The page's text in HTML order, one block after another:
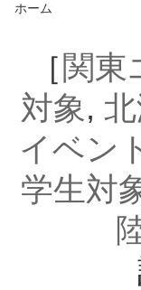
ホーム
［関東
対象,
イベン
学生対